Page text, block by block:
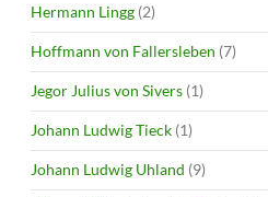
Hermann Lingg (2)
Hoffmann von Fallersleben (7)
Jegor Julius von Sivers (1)
Johann Ludwig Tieck (1)
Johann Ludwig Uhland (9)